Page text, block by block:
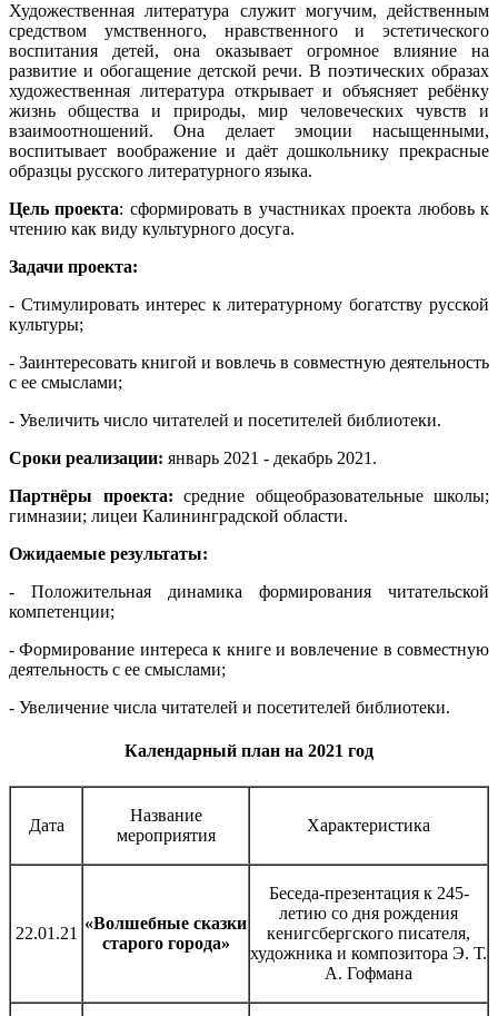
Художественная литература служит могучим, действенным
средством умственного, нравственного и эстетического
воспитания детей, она оказывает огромное влияние на
развитие и обогащение детской речи. В поэтических образах
художественная литература открывает и объясняет ребёнку
жизнь общества и природы, мир человеческих чувств и
взаимоотношений. Она делает эмоции насыщенными,
воспитывает воображение и даёт дошкольнику прекрасные
образцы русского литературного языка.
Цель проекта: сформировать в участниках проекта любовь к
чтению как виду культурного досуга.
Задачи проекта:
- Стимулировать интерес к литературному богатству русской
культуры;
- Заинтересовать книгой и вовлечь в совместную деятельность
с ее смыслами;
- Увеличить число читателей и посетителей библиотеки.
Сроки реализации: январь 2021 - декабрь 2021.
Партнёры проекта: средние общеобразовательные школы;
гимназии; лицеи Калининградской области.
Ожидаемые результаты:
- Положительная динамика формирования читательской
компетенции;
- Формирование интереса к книге и вовлечение в совместную
деятельность с ее смыслами;
- Увеличение числа читателей и посетителей библиотеки.
Календарный план на 2021 год
Дата
Название
мероприятия
Характеристика
22.01.21
«Волшебные сказки
старого города»
Беседа-презентация к 245-
летию со дня рождения
кенигсбергского писателя,
художника и композитора Э. Т.
А. Гофмана